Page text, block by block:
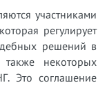
участниками
регулирует
решений в
некоторых
Это соглашение